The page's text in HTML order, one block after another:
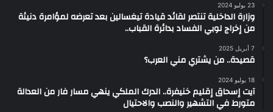
23 يوليو 2024
وزارة الداخلية تنتصر لقائد قيادة تيغسالين بعد تعرضه لمؤامرة دنيئة
من إخراج لوبي الفساد بدائرة القباب..
7 أبريل 2025
قصيدة.. من يشتري مني العرب؟
18 يوليو 2024
آيت إسحاق إقليم خنيفرة.. الدرك الملكي ينهي مسار فار من العدالة
متورط في التشهير والنصب والاحتيال